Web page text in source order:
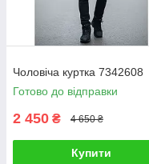
Чоловіча куртка 7342608
Готово до відправки
2 450 ₴ 4 650 ₴
Купити